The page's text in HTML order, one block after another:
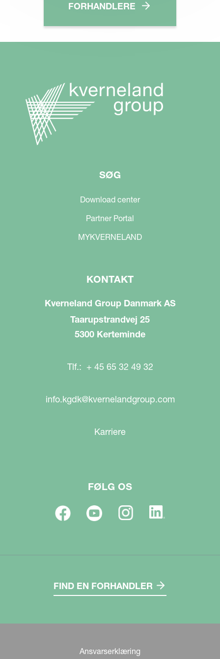
FORHANDLERE
SØG
Download center
Partner Portal
MYKVERNELAND
KONTAKT
Kverneland Group Danmark AS
Taarupstrandvej 25
5300 Kerteminde
Tlf.: + 45 65 32 49 32
info.kgdk@kvernelandgroup.com
Karriere
FØLG OS
FIND EN FORHANDLER
Ansvarserklæring